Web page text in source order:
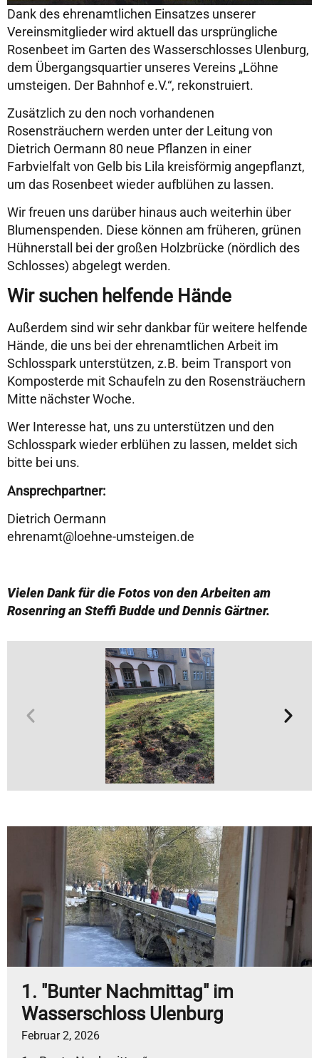
Dank des ehrenamtlichen Einsatzes unserer
Vereinsmitglieder wird aktuell das ursprüngliche
Rosenbeet im Garten des Wasserschlosses Ulenburg,
dem Übergangsquartier unseres Vereins „Löhne
umsteigen. Der Bahnhof e.V.“, rekonstruiert.
Zusätzlich zu den noch vorhandenen
Rosensträuchern werden unter der Leitung von
Dietrich Oermann 80 neue Pflanzen in einer
Farbvielfalt von Gelb bis Lila kreisförmig angepflanzt,
um das Rosenbeet wieder aufblühen zu lassen.
Wir freuen uns darüber hinaus auch weiterhin über
Blumenspenden. Diese können am früheren, grünen
Hühnerstall bei der großen Holzbrücke (nördlich des
Schlosses) abgelegt werden.
Wir suchen helfende Hände
Außerdem sind wir sehr dankbar für weitere helfende
Hände, die uns bei der ehrenamtlichen Arbeit im
Schlosspark unterstützen, z.B. beim Transport von
Komposterde mit Schaufeln zu den Rosensträuchern
Mitte nächster Woche.
Wer Interesse hat, uns zu unterstützen und den
Schlosspark wieder erblühen zu lassen, meldet sich
bitte bei uns.
Ansprechpartner:
Dietrich Oermann
ehrenamt@loehne-umsteigen.de
Vielen Dank für die Fotos von den Arbeiten am
Rosenring an Steffi Budde und Dennis Gärtner.
1. "Bunter Nachmittag" im
Wasserschloss Ulenburg
Februar 2, 2026